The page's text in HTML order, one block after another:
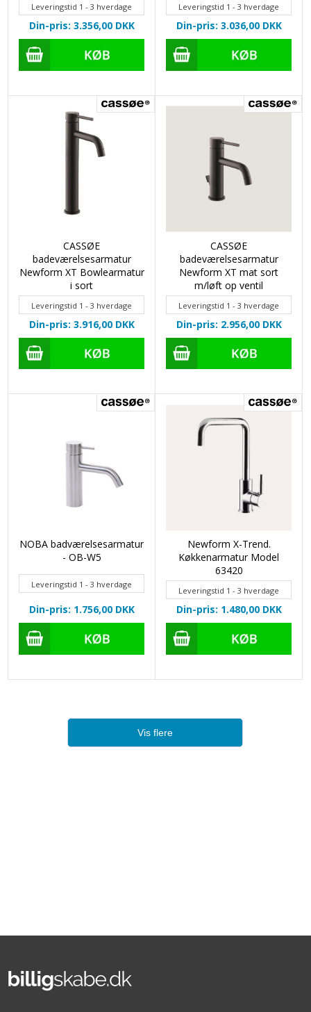
Leveringstid 1 - 3 hverdage
Din-pris: 3.356,00 DKK
Leveringstid 1 - 3 hverdage
Din-pris: 3.036,00 DKK
CASSØE
badeværelsesarmatur
Newform XT Bowlearmatur
i sort
Leveringstid 1 - 3 hverdage
Din-pris: 3.916,00 DKK
CASSØE
badeværelsesarmatur
Newform XT mat sort
m/løft op ventil
Leveringstid 1 - 3 hverdage
Din-pris: 2.956,00 DKK
NOBA badværelsesarmatur
- OB-W5
Leveringstid 1 - 3 hverdage
Din-pris: 1.756,00 DKK
Newform X-Trend.
Køkkenarmatur Model
63420
Leveringstid 1 - 3 hverdage
Din-pris: 1.480,00 DKK
Vis flere